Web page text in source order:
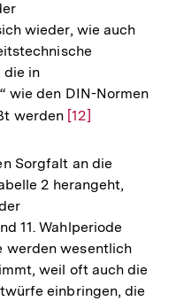
wieder, wie auch
die in
wie den DIN-Normen
werden Zur
der
Fußnote
[12]
Sorgfalt an die
2 herangeht,
11. Wahlperiode
werden wesentlich
weil oft auch die
einbringen, die